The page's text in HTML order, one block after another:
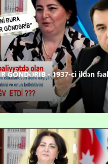
GÖNDƏRİB - 1937-ci ildən